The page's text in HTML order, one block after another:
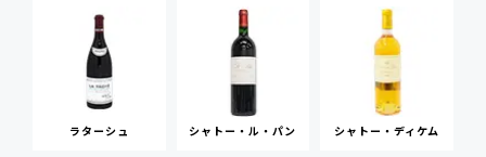
ラターシュ シャトー・ル・パン シャトー・ディケム